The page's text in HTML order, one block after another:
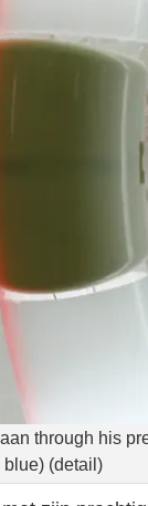
through his
blue) (detail)